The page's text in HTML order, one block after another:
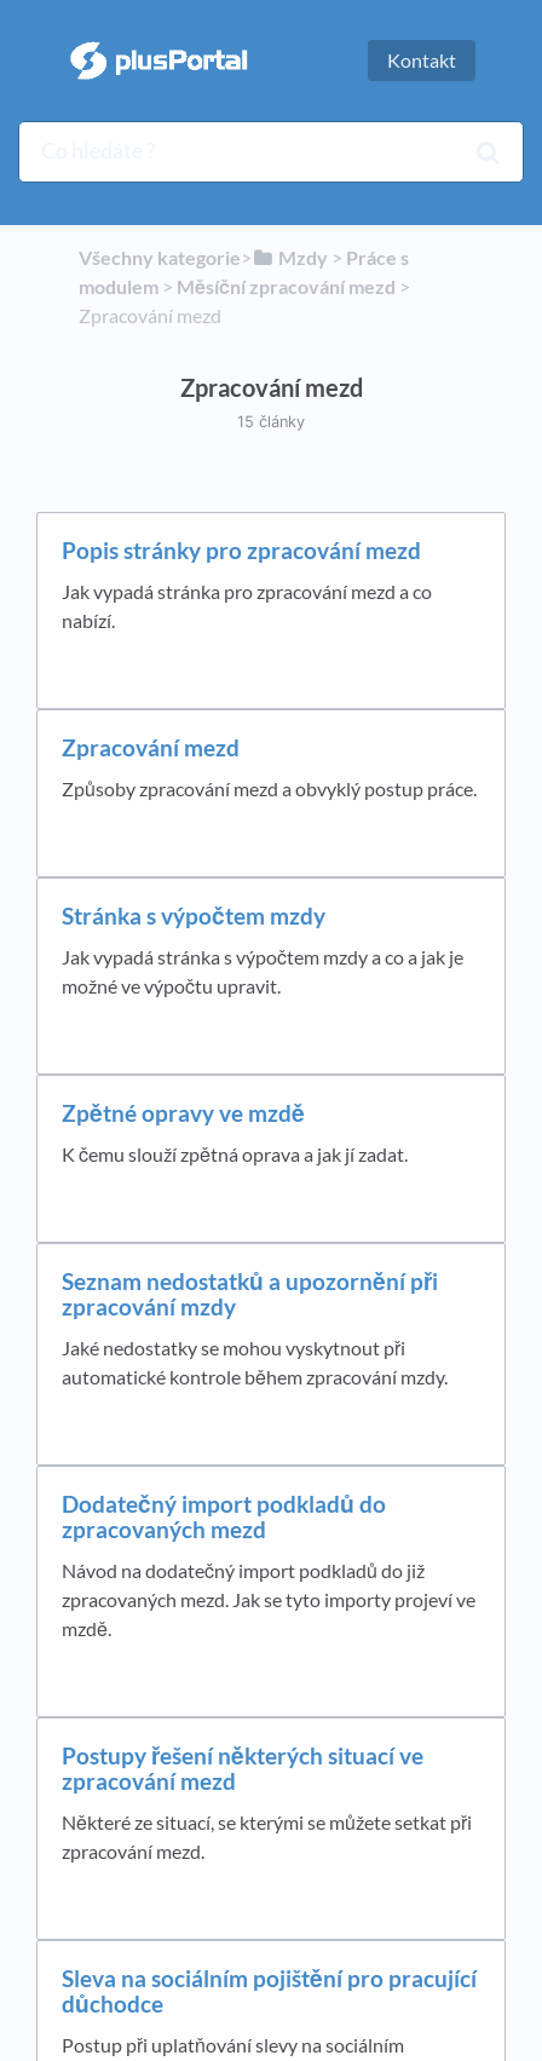
Kontakt
Všechny kategorie​>​ ​Mzdy ​ > ​ ​Práce s
modulem​ > ​ ​Měsíční zpracování mezd ​ > ​
Zpracování mezd
Zpracování mezd
15 články
Popis stránky pro zpracování mezd
Jak vypadá stránka pro zpracování mezd a co
nabízí.
Zpracování mezd
Způsoby zpracování mezd a obvyklý postup práce.
Stránka s výpočtem mzdy
Jak vypadá stránka s výpočtem mzdy a co a jak je
možné ve výpočtu upravit.
Zpětné opravy ve mzdě
K čemu slouží zpětná oprava a jak jí zadat.
Seznam nedostatků a upozornění při
zpracování mzdy
Jaké nedostatky se mohou vyskytnout při
automatické kontrole během zpracování mzdy.
Dodatečný import podkladů do
zpracovaných mezd
Návod na dodatečný import podkladů do již
zpracovaných mezd. Jak se tyto importy projeví ve
mzdě.
Postupy řešení některých situací ve
zpracování mezd
Některé ze situací, se kterými se můžete setkat při
zpracování mezd.
Sleva na sociálním pojištění pro pracující
důchodce
Postup při uplatňování slevy na sociálním